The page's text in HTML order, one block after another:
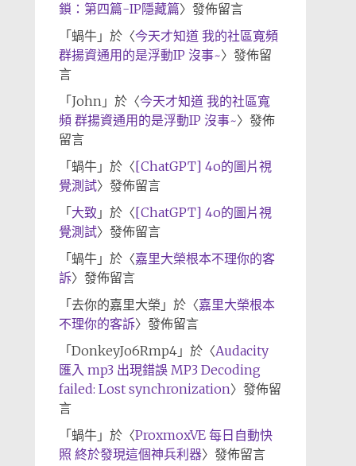
鎖：第四篇-IP隱藏篇〉發佈留言
「 蝸牛」於〈今天才知道 我的社區寬頻
群揚資通用的是浮動IP 沒事~〉發佈留
言
「 John」於〈今天才知道 我的社區寬
頻 群揚資通用的是浮動IP 沒事~〉發佈
留言
「 蝸牛」於〈[ChatGPT] 4o的圖片視
覺測試〉發佈留言
「 大致 」於〈[ChatGPT] 4o的圖片視
覺測試〉發佈留言
「 蝸牛」於〈嘉里大榮根本不理你的客
訴〉發佈留言
「 去你的嘉里大榮 」於〈嘉里大榮根本
不理你的客訴〉發佈留言
「 DonkeyJo6Rmp4」於〈Audacity
匯入 mp3 出現錯誤 MP3 Decoding
failed: Lost synchronization〉發佈留
言
「 蝸牛」於〈ProxmoxVE 每日自動快
照 終於發現這個神兵利器〉發佈留言